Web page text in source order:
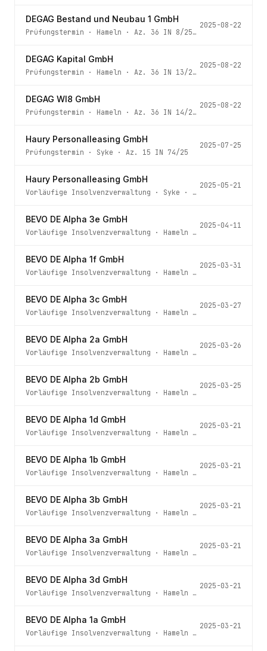
DEGAG Bestand und Neubau 1 GmbH
Prüfungstermin · Hameln · Az. 36 IN 8/25 -4
2025-08-22
DEGAG Kapital GmbH
Prüfungstermin · Hameln · Az. 36 IN 13/25 -4
2025-08-22
DEGAG WI8 GmbH
Prüfungstermin · Hameln · Az. 36 IN 14/25 -4
2025-08-22
Haury Personalleasing GmbH
Prüfungstermin · Syke · Az. 15 IN 74/25
2025-07-25
Haury Personalleasing GmbH
Vorläufige Insolvenzverwaltung · Syke · Az.
2025-05-21
BEVO DE Alpha 3e GmbH
Vorläufige Insolvenzverwaltung · Hameln
2025-04-11
BEVO DE Alpha 1f GmbH
Vorläufige Insolvenzverwaltung · Hameln
2025-03-31
BEVO DE Alpha 3c GmbH
Vorläufige Insolvenzverwaltung · Hameln
2025-03-27
BEVO DE Alpha 2a GmbH
Vorläufige Insolvenzverwaltung · Hameln
2025-03-26
BEVO DE Alpha 2b GmbH
Vorläufige Insolvenzverwaltung · Hameln
2025-03-25
BEVO DE Alpha 1d GmbH
Vorläufige Insolvenzverwaltung · Hameln
2025-03-21
BEVO DE Alpha 1b GmbH
Vorläufige Insolvenzverwaltung · Hameln
2025-03-21
BEVO DE Alpha 3b GmbH
Vorläufige Insolvenzverwaltung · Hameln
2025-03-21
BEVO DE Alpha 3a GmbH
Vorläufige Insolvenzverwaltung · Hameln
2025-03-21
BEVO DE Alpha 3d GmbH
Vorläufige Insolvenzverwaltung · Hameln
2025-03-21
BEVO DE Alpha 1a GmbH
Vorläufige Insolvenzverwaltung · Hameln
2025-03-21